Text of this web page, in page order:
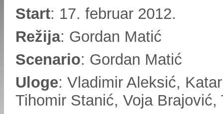
Start: 17. februar 2012.
Režija: Gordan Matić
Scenario: Gordan Matić
Uloge: Vladimir Aleksić,
Tihomir Stanić, Voja Brajović,